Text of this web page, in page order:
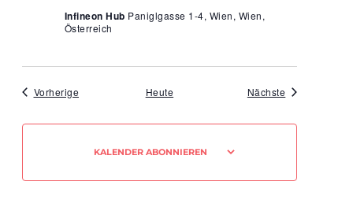
Infineon Hub Paniglgasse 1-4, Wien, Wien,
Österreich
Vorherige VeranstaltungenHeute Nächste
KALENDER ABONNIEREN